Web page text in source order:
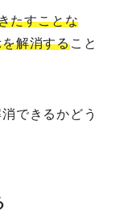
たすことな
解消すること
できるかどう